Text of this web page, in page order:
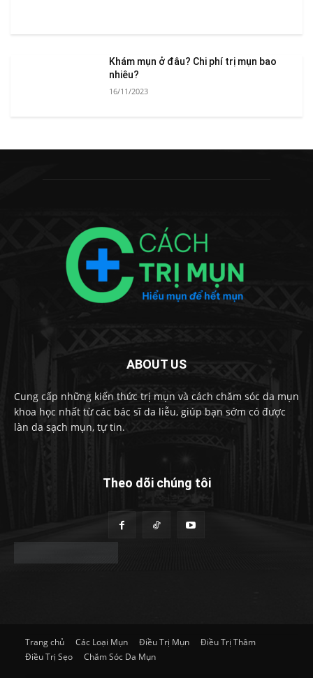
Khám mụn ở đâu? Chi phí trị mụn bao
nhiêu?
16/11/2023
ABOUT US
Cung cấp những kiến thức trị mụn và cách chăm sóc da mụn
khoa học nhất từ các bác sĩ da liễu, giúp bạn sớm có được
làn da sạch mụn, tự tin.
Theo dõi chúng tôi
Trang chủ Các Loại Mụn Điều Trị Mụn
Điều Trị Thâm
Điều Trị Sẹo
Chăm Sóc Da Mụn